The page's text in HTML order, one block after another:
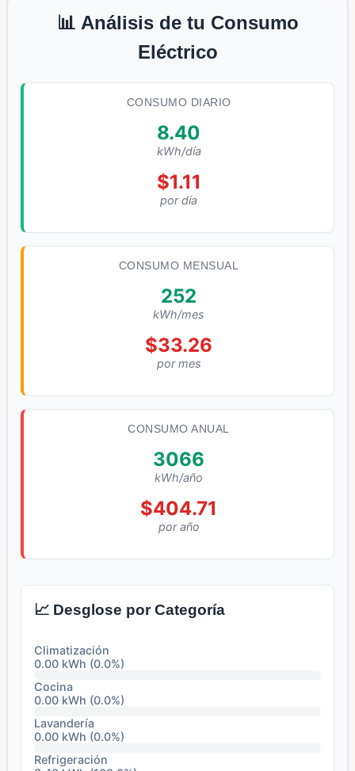
📊 Análisis de tu Consumo
Eléctrico
CONSUMO DIARIO
8.40
kWh/día
$1.11
por día
CONSUMO MENSUAL
252
kWh/mes
$33.26
por mes
CONSUMO ANUAL
3066
kWh/año
$404.71
por año
📈 Desglose por Categoría
Climatización
0.00 kWh (0.0%)
Cocina
0.00 kWh (0.0%)
Lavandería
0.00 kWh (0.0%)
Refrigeración